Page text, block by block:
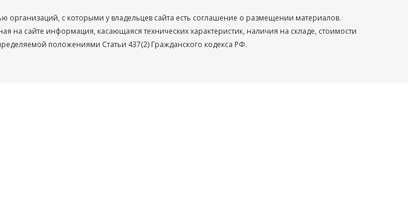
организаций, с которыми у владельцев сайта есть соглашение о размещении материалов.
сайте информация, касающаяся технических характеристик, наличия на складе, стоимости
положениями Статьи 437(2) Гражданского кодекса РФ.